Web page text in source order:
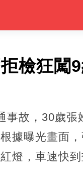
檢狂闖
事故，30歲
據曝光畫面
燈，車速快到